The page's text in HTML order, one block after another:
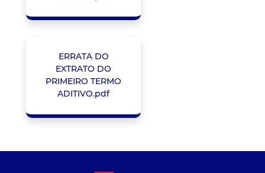
ERRATA DO
EXTRATO DO
PRIMEIRO TERMO
ADITIVO.pdf